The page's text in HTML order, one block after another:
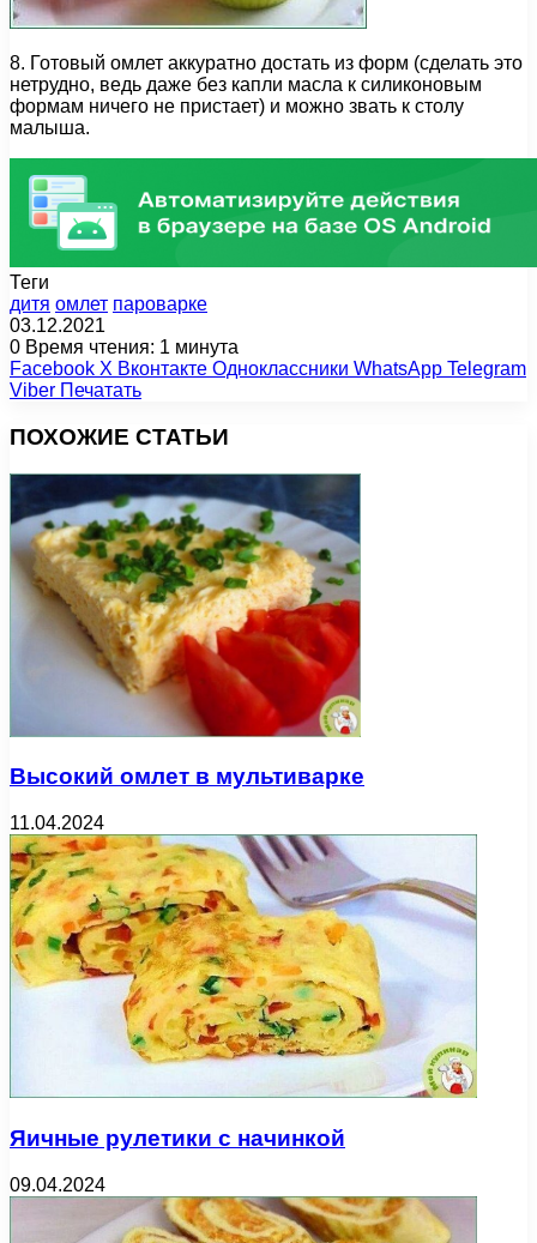
8. Готовый омлет аккуратно достать из форм (сделать это
нетрудно, ведь даже без капли масла к силиконовым
формам ничего не пристает) и можно звать к столу
малыша.
Теги
дитя омлет пароварке
03.12.2021
0 Время чтения: 1 минута
Facebook X Вконтакте Одноклассники WhatsApp Telegram
Viber Печатать
ПОХОЖИЕ СТАТЬИ
Высокий омлет в мультиварке
11.04.2024
Яичные рулетики с начинкой
09.04.2024